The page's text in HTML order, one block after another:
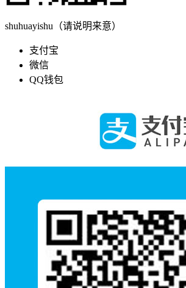
shuhuayishu（请说明来意）
支付宝
微信
QQ钱包